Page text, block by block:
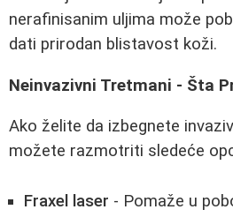
nerafinisanim uljima može
dati prirodan blistavost koži.
Neinvazivni Tretmani - Šta
Ako želite da izbegnete
možete razmotriti sledeće
Fraxel laser - Pomaže u